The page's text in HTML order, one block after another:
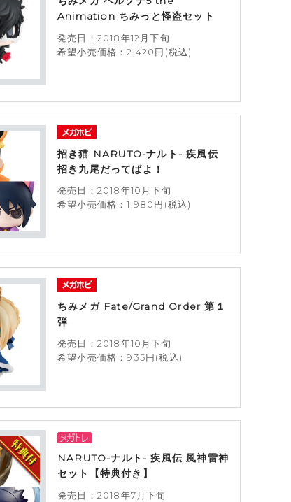
Animation ちみっと怪盗セット
発売日：2018年12月下旬
希望小売価格：2,420円(税込)
招き猫 NARUTO-ナルト- 疾風伝
招き九尾だってばよ！
発売日：2018年10月下旬
希望小売価格：1,980円(税込)
ちみメガ Fate/Grand Order 第１
弾
発売日：2018年10月下旬
希望小売価格：935円(税込)
NARUTO-ナルト- 疾風伝 風神雷神
セット【特典付き】
発売日：2018年7月下旬